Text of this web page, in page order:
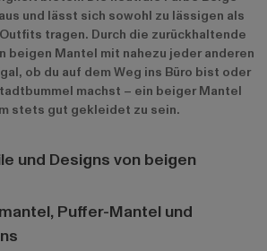
und lässt sich sowohl zu lässigen als
tragen. Durch die zurückhaltende
beigen Mantel mit nahezu jeder anderen
ob du auf dem Weg ins Büro bist oder
machst – ein beiger Mantel
stets gut gekleidet zu sein.
und Designs von beigen
Puffer-Mantel und